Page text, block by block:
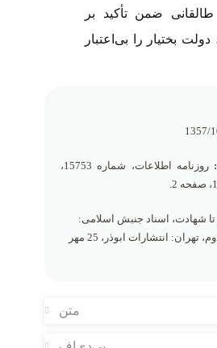
ضمن تأکید بر
بختیار را بی‌اعتبار
1357/
روزنامه اطلاعات، شماره 15753،
تا شهادت، اسناد جنبش اسلامی:
قسمت اول از جلد دوم، تهران: انتشارات ابوذر، 25 مهر
متن